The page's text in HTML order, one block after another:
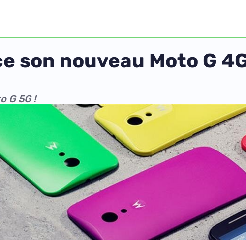
son nouveau Moto G
G 5G !